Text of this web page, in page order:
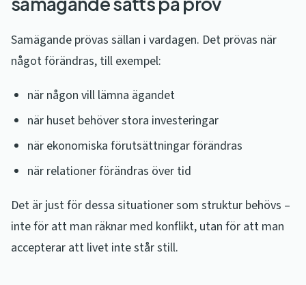
Samägande prövas sällan i vardagen. Det prövas när
något förändras, till exempel:
när någon vill lämna ägandet
när huset behöver stora investeringar
när ekonomiska förutsättningar förändras
när relationer förändras över tid
Det är just för dessa situationer som struktur behövs –
inte för att man räknar med konflikt, utan för att man
accepterar att livet inte står still.